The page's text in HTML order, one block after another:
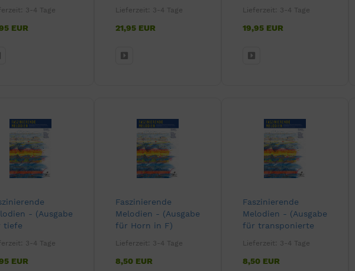
3-4 Tage
EUR
Lieferzeit: 3-4 Tage
21,95 EUR
Lieferzeit: 3-4 Tage
19,95 EUR
- (Ausgabe
tiefe
3-4 Tage
EUR
Faszinierende
Melodien - (Ausgabe
für Horn in F)
Lieferzeit: 3-4 Tage
8,50 EUR
Faszinierende
Melodien - (Ausgabe
für transponierte
Lieferzeit: 3-4 Tage
8,50 EUR